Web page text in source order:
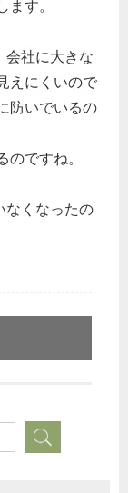
す。
会社に大きな
えにくいので
防いでいるの
ですね。
なくなったの